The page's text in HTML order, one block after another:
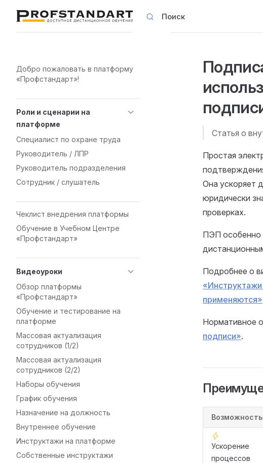
Skip to content Поиск
Добро пожаловать в платформу
«Профстандарт»!
Роли и сценарии на
платформе
Специалист по охране труда
Руководитель / ЛПР
Руководитель подразделения
Сотрудник / слушатель
Чеклист внедрения платформы
Обучение в Учебном Центре
«Профстандарт»
Видеоуроки
Обзор платформы
«Профстандарт»
Обучение и тестирование на
платформе
Массовая актуализация
сотрудников (1/2)
Массовая актуализация
сотрудников (2/2)
Наборы обучения
График обучения
Назначение на должность
Внутреннее обучение
Инструктажи на платформе
Собственные инструктажи
Статья о
Простая
Она ускоряет
юридически
проверках.
ПЭП особенно
Подробнее о
применяются»
Нормативное
подписи».
Возможность
Ускорение
процессов